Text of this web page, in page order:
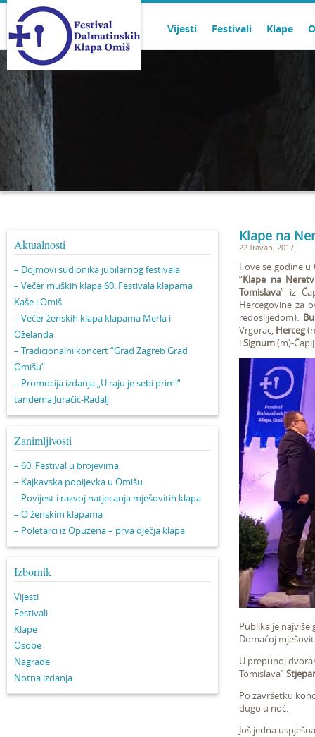
Vijesti Festivali Klape
Aktualnosti
– Dojmovi sudionika jubilarnog festivala
– Večer muških klapa 60. Festivala klapama
Kaše i Omiš
– Večer ženskih klapa klapama Merla i
Oželanda
– Tradicionalni koncert “Grad Zagreb Grad
Omišu”
– Promocija izdanja „U raju je sebi primi“
tandema Juračić-Radalj
Zanimljivosti
– 60. Festival u brojevima
– Kajkavska popijevka u Omišu
– Povijest i razvoj natjecanja mješovitih klapa
– O ženskim klapama
– Poletarci iz Opuzena – prva dječja klapa
Izbornik
Vijesti
Festivali
Klape
Osobe
Nagrade
Notna izdanja
Klape na
22.Travanj.2017.
I ove se godine u
“Klape na
Tomislava” iz
Hercegovine za
redoslijedom):
Vrgorac, Herceg
iSignum(m)-
Publika je
Domaćoj
U prepunoj
Tomislava”
Po završetku
dugo u noć.
Još jedna